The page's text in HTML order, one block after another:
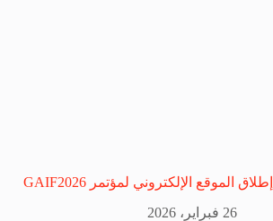
إطلاق الموقع الإلكتروني لمؤتمر GAIF2026
26 فبراير، 2026